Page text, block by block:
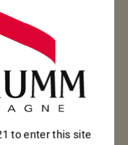
to enter this site